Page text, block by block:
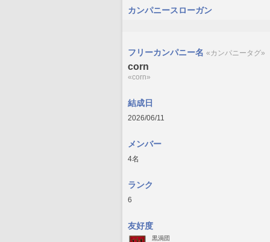
カンパニースローガン
フリーカンパニー名 «カンパニータグ»
corn
«corn»
結成日
2026/06/11
メンバー
4名
ランク
6
友好度
黒渦団